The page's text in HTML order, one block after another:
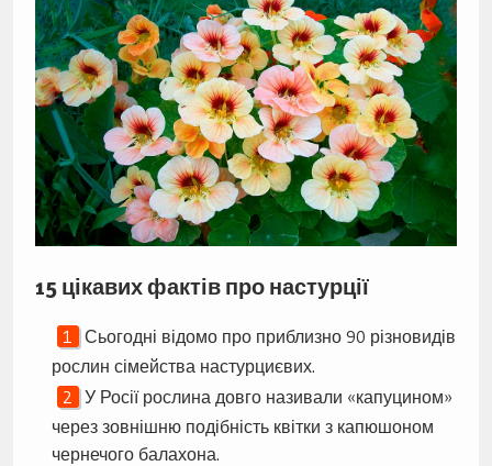
15 цікавих фактів про настурції
Сьогодні відомо про приблизно 90 різновидів
рослин сімейства настурциєвих.
У Росії рослина довго називали «капуцином»
через зовнішню подібність квітки з капюшоном
чернечого балахона.